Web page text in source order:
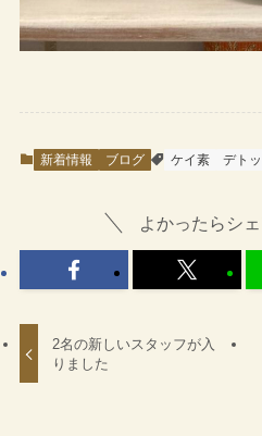
新着情報 ブログ ケイ素 デト
よかったらシ
2名の新しいスタッフが入
りました